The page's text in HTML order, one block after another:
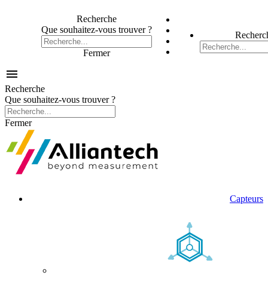
Recherche
Que souhaitez-vous trouver ?
Fermer

Recherche
Que souhaitez-vous trouver ?
Fermer
Capteurs